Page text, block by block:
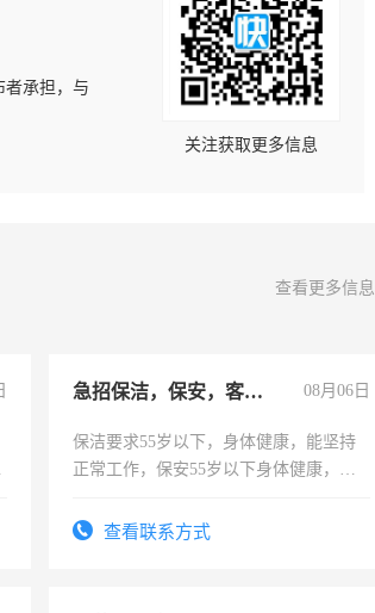
者承担，与
关注获取更多信息
查看更多信息
急招保洁，保安，客服，工程 08月06日
保洁要求55岁以下，身体健康，能坚持
正常工作，保安55岁以下身体健康，有
录，客服要求45岁以下高中以上文化，
查看联系方式